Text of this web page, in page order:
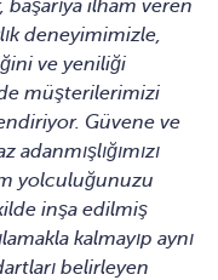
ilham veren
deneyimimizle,
ve yeniliği
müşterilerimizi
Güvene ve
adanmışlığımızı
yolculuğunuzu
inşa edilmiş
kalmayıp aynı
belirleyen